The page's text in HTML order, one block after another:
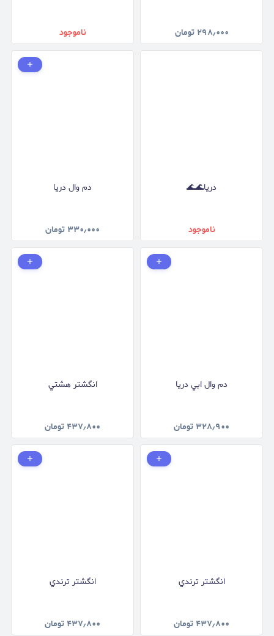
۲۹۸٫۰۰۰ تومان ناموجود
دريا🌊🌊
ناموجود
دم وال دريا
۳۳۰٫۰۰۰ تومان
دم وال ابي دريا
۳۲۸٫۹۰۰ تومان
انگشتر هشتي
۴۳۷٫۸۰۰ تومان
انگشتر ترندي
۴۳۷٫۸۰۰ تومان
انگشتر ترندي
۴۳۷٫۸۰۰ تومان